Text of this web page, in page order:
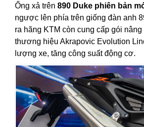
Ống xả trên 890 Duke phiên bản
ngược lên phía trên giống đàn anh
ra hãng KTM còn cung cấp gói
thương hiệu Akrapovic Evolution
lượng xe, tăng công suất động cơ.